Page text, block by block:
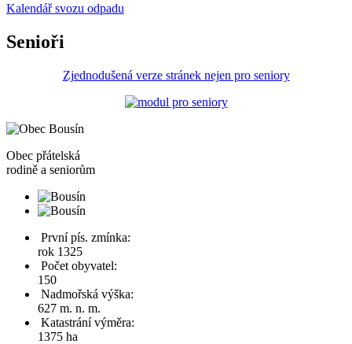
Kalendář svozu odpadu
Senioři
Zjednodušená verze stránek nejen pro seniory
Obec přátelská
rodině a seniorům
První pís. zmínka:
rok 1325
Počet obyvatel:
150
Nadmořská výška:
627 m. n. m.
Katastrání výměra:
1375 ha